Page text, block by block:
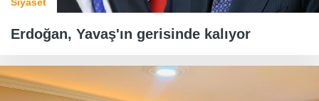
Siyaset
Erdoğan, Yavaş'ın gerisinde kalıyor